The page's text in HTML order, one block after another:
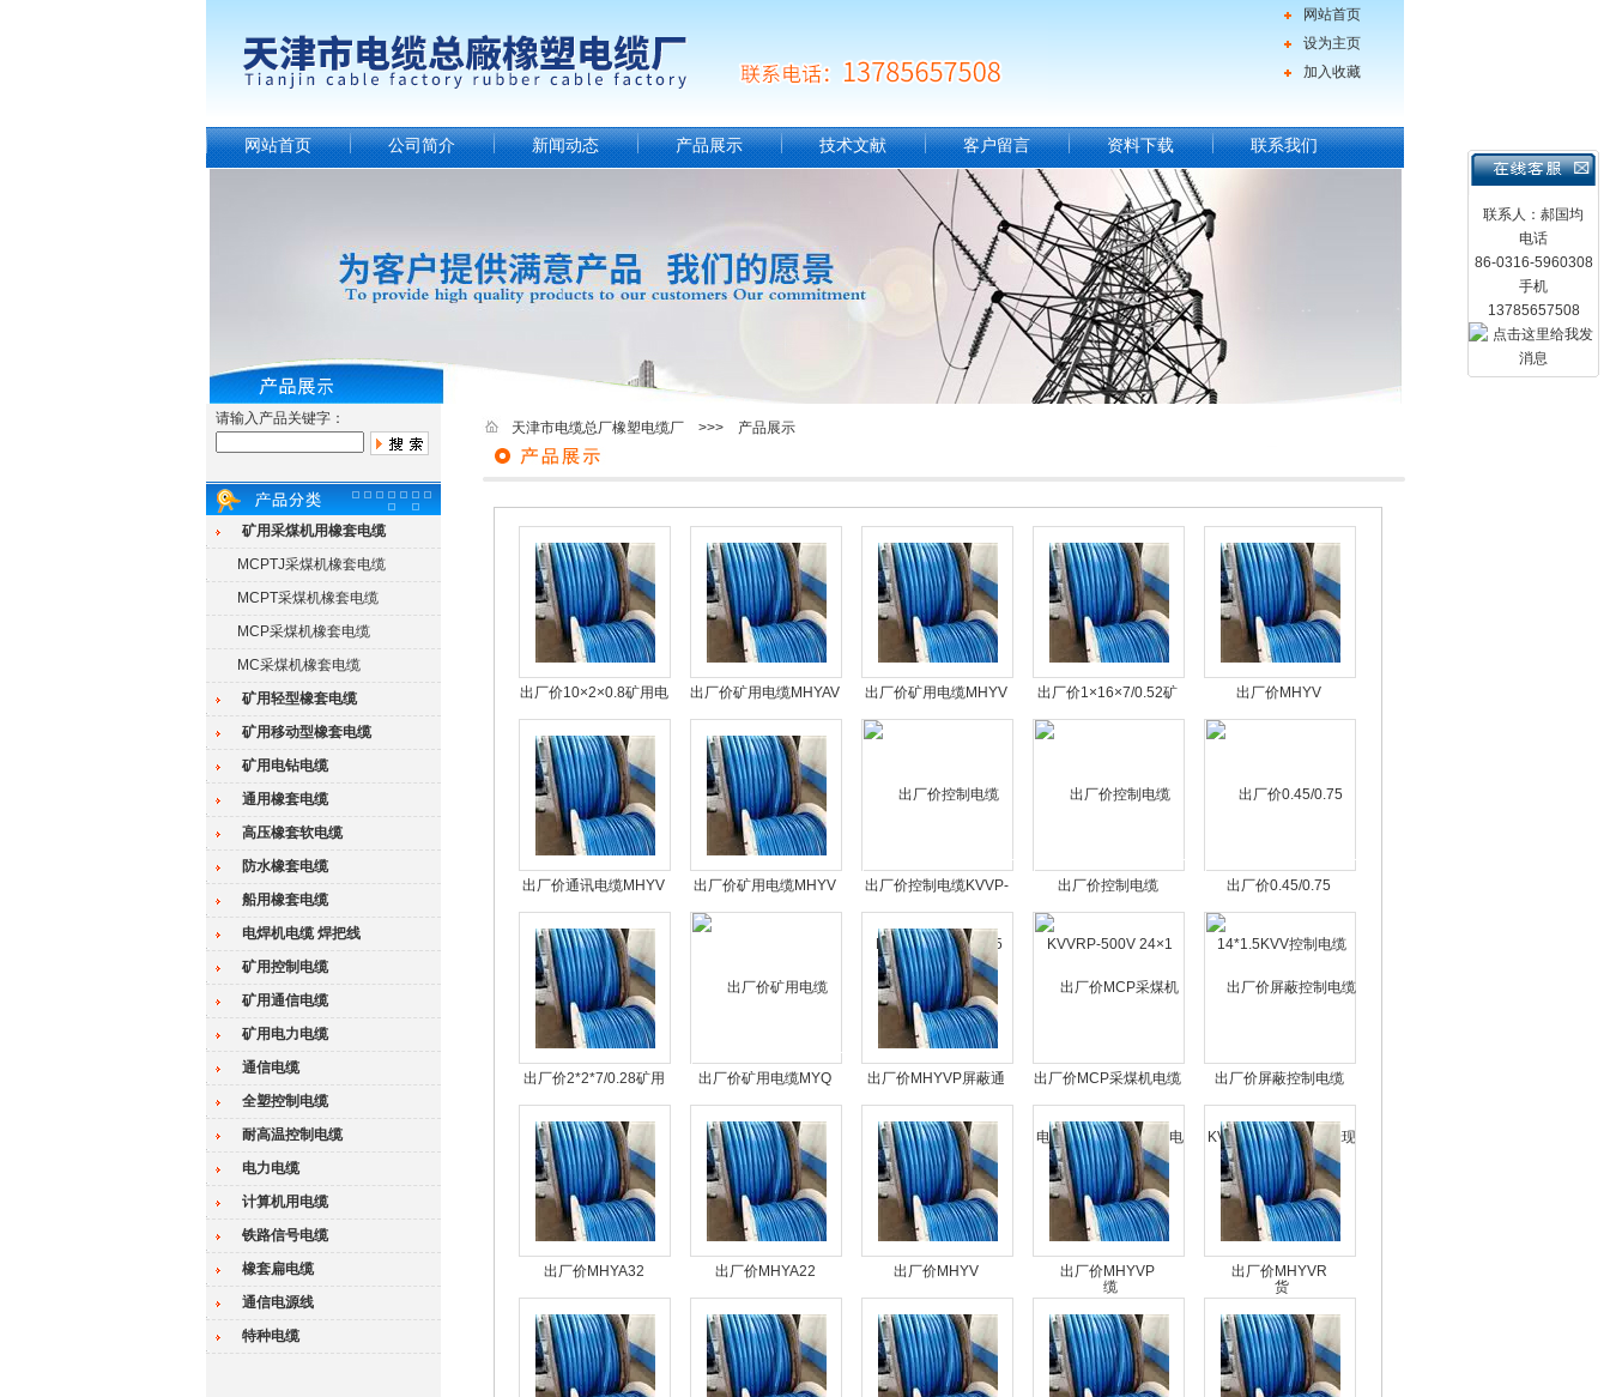
网站首页
设为主页
加入收藏
联系人：郝国均
电话
86-0316-5960308
手机
13785657508
网站首页 公司简介 新闻动态 产品展示 技术文献 客户留言 资料下载 联系我们
请输入产品关键字：
矿用采煤机用橡套电缆
MCPTJ采煤机橡套电缆
MCPT采煤机橡套电缆
MCP采煤机橡套电缆
MC采煤机橡套电缆
矿用轻型橡套电缆
矿用移动型橡套电缆
矿用电钻电缆
通用橡套电缆
高压橡套软电缆
防水橡套电缆
船用橡套电缆
电焊机电缆 焊把线
矿用控制电缆
矿用通信电缆
矿用电力电缆
通信电缆
全塑控制电缆
耐高温控制电缆
电力电缆
计算机用电缆
铁路信号电缆
橡套扁电缆
通信电源线
特种电缆
天津市电缆总厂橡塑电缆厂 >>> 产品展示
出厂价10×2×0.8矿用电
话电缆MHYV 报价
出厂价矿用电缆MHYAV
20×2×0.8
出厂价矿用电缆MHYV
1×4×7/0.52价格
出厂价1×16×7/0.52矿
用信号电缆MHYV
出厂价MHYV
1×8×7/0.52矿用信号电
出厂价通讯电缆MHYV
4×2×7/0.43煤矿用电缆
出厂价矿用电缆MHYV
10×2×1/0.97
出厂价控制电缆KVVP-
500V 10×1.5
出厂价控制电缆
KVVRP-500V 24×1
出厂价0.45/0.75
14*1.5KVV控制电缆
出厂价2*2*7/0.28矿用
通信电缆MHYV
出厂价矿用电缆MYQ
出厂价MHYVP屏蔽通
讯电缆
出厂价MCP采煤机电缆
MCP煤矿用阻燃电缆
出厂价屏蔽控制电缆
KVVP10*1.5-1000米现
货
出厂价MHYA32
1*5*7/0.43阻燃矿用信
号线缆
出厂价MHYA22
1*7*7/0.28矿用信号传
输电缆
出厂价MHYV
1*8*7/0.37矿用电话电
缆制造基地
出厂价MHYVP
1*9*7/0.43矿用通信电
缆生产厂家
出厂价MHYVR
1*10*7/0.52矿用防爆信
号电缆价格